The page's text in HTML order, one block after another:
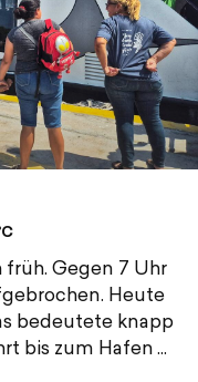
Gegen 7 Uhr
Heute
bedeutete knapp
bis zum Hafen